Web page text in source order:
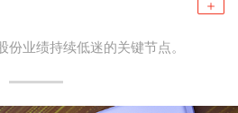
份业绩持续低迷的关键节点。